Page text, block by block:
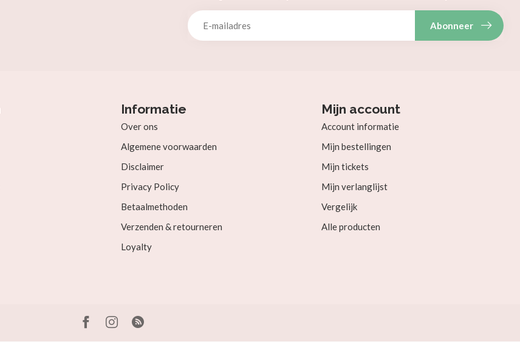
Abonneer
Informatie
Over ons
Algemene voorwaarden
Disclaimer
Privacy Policy
Betaalmethoden
Verzenden & retourneren
Loyalty
Mijn account
Account informatie
Mijn bestellingen
Mijn tickets
Mijn verlanglijst
Vergelijk
Alle producten